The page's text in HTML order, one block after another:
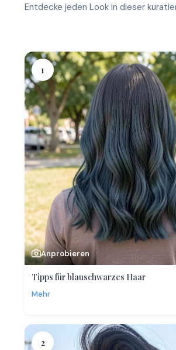
Entdecke jeden Look in dieser
1
Anprobieren
Tipps für blauschwarzes Haar
Mehr
2